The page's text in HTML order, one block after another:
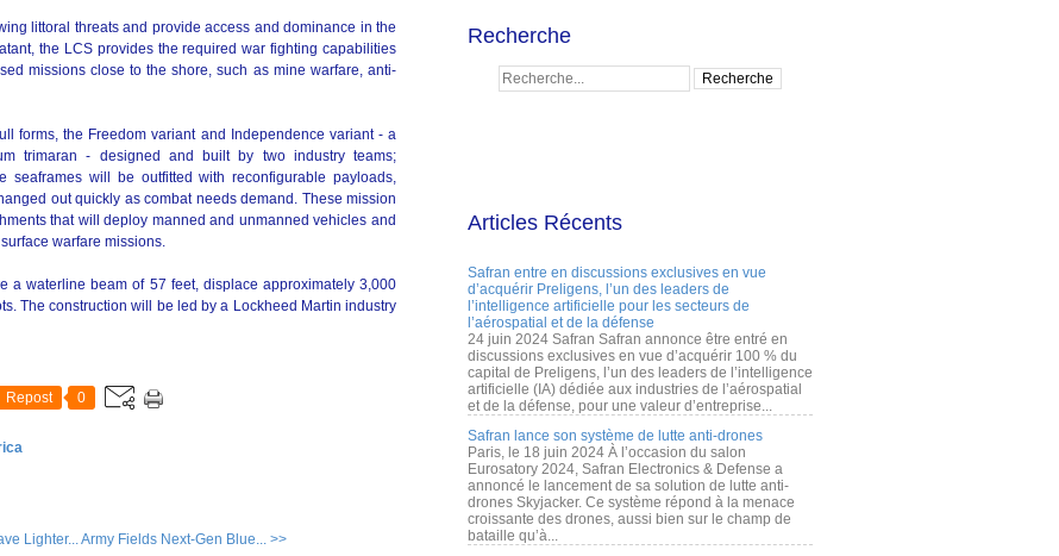
littoral threats and provide access and dominance in the
the LCS provides the required war fighting capabilities
missions close to the shore, such as mine warfare, anti-
forms, the Freedom variant and Independence variant - a
trimaran - designed and built by two industry teams;
seaframes will be outfitted with reconfigurable payloads,
out quickly as combat needs demand. These mission
that will deploy manned and unmanned vehicles and
warfare missions.
a waterline beam of 57 feet, displace approximately 3,000
The construction will be led by a Lockheed Martin industry
Repost 0
Lighter...Army Fields Next-Gen Blue... >>
Recherche
Articles Récents
Safran entre en discussions exclusives en vue
d’acquérir Preligens, l’un des leaders de
l’intelligence artificielle pour les secteurs de
l’aérospatial et de la défense
24 juin 2024 Safran Safran annonce être entré en
discussions exclusives en vue d’acquérir 100 % du
capital de Preligens, l’un des leaders de l’intelligence
artificielle (IA) dédiée aux industries de l’aérospatial
et de la défense, pour une valeur d’entreprise...
Safran lance son système de lutte anti-drones
Paris, le 18 juin 2024 À l’occasion du salon
Eurosatory 2024, Safran Electronics & Defense a
annoncé le lancement de sa solution de lutte anti-
drones Skyjacker. Ce système répond à la menace
croissante des drones, aussi bien sur le champ de
bataille qu’à...